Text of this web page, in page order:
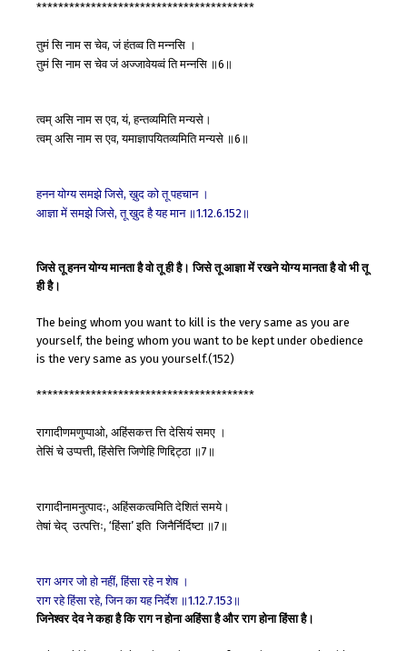
****************************************
तुमंसिनामसचेव,जंहंतव्वतिमन्नसि ।
तुमंसिनामसचेवजंअज्जावेयव्वंतिमन्नसि ॥6 ॥
त्वम्असिनामसएव,यं,हन्तव्यमितिमन्यसे।
त्वम्असिनामसएव,यमाज्ञापयितव्यमितिमन्यसे ॥6 ॥
हननयोग्यसमझेजिसे,ख़ुदकोतूपहचान ।
आज्ञामेंसमझेजिसे,तूख़ुदहैयहमान ॥1.12.6.152 ॥
जिसे तू हनन योग्य मानता है वो तू ही है। जिसे तू आज्ञा में रखने योग्य मानता है वो भी तू
ही है।
The being whom you want to kill is the very same as you are
yourself, the being whom you want to be kept under obedience
is the very same as you yourself.(152)
****************************************
रागादीणमणुप्पाओ, अहिंसकत्तत्तिदेसियंसमए ।
तेसिंचेउप्पत्ती,हिंसेत्तिजिणेहिणिद्दिट्ठा ॥7 ॥
रागादीनामनुत्पादः, अहिंसकत्वमितिदेशितंसमये।
तेषांचेद् उत्पत्तिः, ‘हिंसा’इति जिनैर्निर्दिष्टा ॥7 ॥
रागअगरजोहोनहीं,हिंसारहेनशेष ।
रागरहेहिंसारहे,जिनकायहनिर्देश ॥1.12.7.153 ॥
जिनेश्वर देव ने कहा है कि राग न होना अहिंसा है और राग होना हिंसा है।